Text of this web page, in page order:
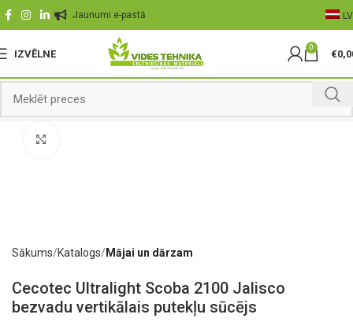
Jaunumi e-pastā LV
IZVĒLNE
0
€
Sākums Katalogs Mājai un dārzam
Cecotec Ultralight Scoba 2100 Jalisco
bezvadu vertikālais putekļu sūcējs